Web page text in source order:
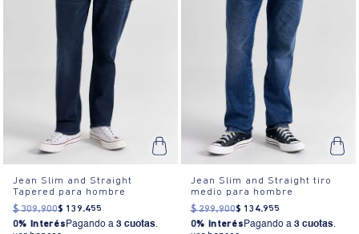
Jean Slim and Straight
Tapered para hombre
$ 309.900$ 139.455
0% Interés Pagando a 3 cuotas.
Jean Slim and Straight tiro
medio para hombre
$ 299.900$ 134.955
0% Interés Pagando a 3 cuotas.